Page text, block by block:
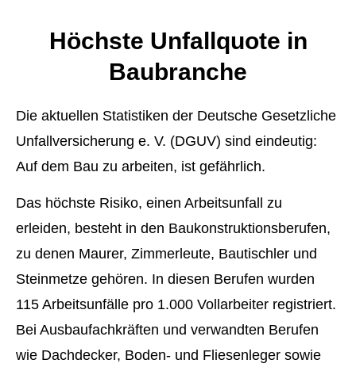
Höchste Unfallquote in
Baubranche
Die aktuellen Statistiken der Deutsche Gesetzliche
Unfall­ver­si­che­rung e. V. (DGUV) sind eindeutig:
Auf dem Bau zu arbeiten, ist gefährlich.
Das höchste Risiko, einen Arbeitsunfall zu
erleiden, besteht in den Baukonstruktionsberufen,
zu denen Maurer, Zimmerleute, Bautischler und
Steinmetze gehören. In diesen Berufen wurden
115 Arbeitsunfälle pro 1.000 Vollarbeiter registriert.
Bei Ausbaufachkräften und verwandten Berufen
wie Dachdecker, Boden- und Fliesenleger sowie